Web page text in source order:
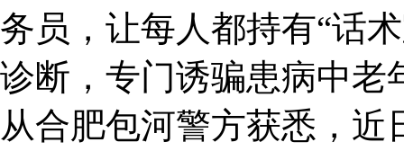
务员，让每人都持有“话
诊断，专门诱骗患病中
从合肥包河警方获悉，